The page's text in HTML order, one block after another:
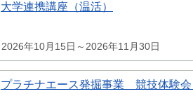
大学連携講座（温活）
2026年10月15日～2026年11月30日
プラチナエース発掘事業 競技体験